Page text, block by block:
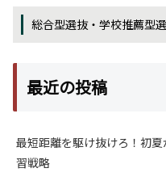
総合型選抜・学校推薦型
最近の投稿
最短距離を駆け抜けろ！初
習戦略